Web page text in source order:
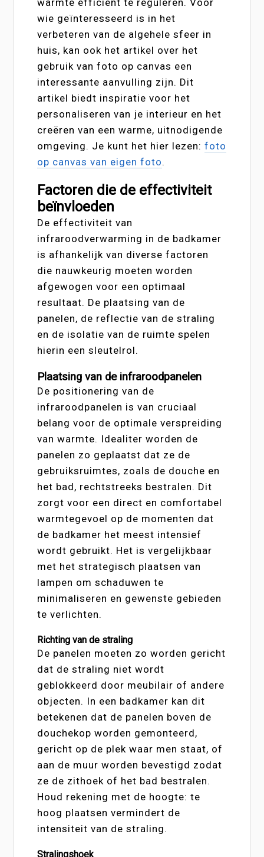
wie geïnteresseerd is in het
verbeteren van de algehele sfeer in
huis, kan ook het artikel over het
gebruik van foto op canvas een
interessante aanvulling zijn. Dit
artikel biedt inspiratie voor het
personaliseren van je interieur en het
creëren van een warme, uitnodigende
omgeving. Je kunt het hier lezen:foto
op canvas van eigen foto.
Factoren die de effectiviteit
beïnvloeden
De effectiviteit van
infraroodverwarming in de badkamer
is afhankelijk van diverse factoren
die nauwkeurig moeten worden
afgewogen voor een optimaal
resultaat. De plaatsing van de
panelen, de reflectie van de straling
en de isolatie van de ruimte spelen
hierin een sleutelrol.
Plaatsing van de infraroodpanelen
De positionering van de
infraroodpanelen is van cruciaal
belang voor de optimale verspreiding
van warmte. Idealiter worden de
panelen zo geplaatst dat ze de
gebruiksruimtes, zoals de douche en
het bad, rechtstreeks bestralen. Dit
zorgt voor een direct en comfortabel
warmtegevoel op de momenten dat
de badkamer het meest intensief
wordt gebruikt. Het is vergelijkbaar
met het strategisch plaatsen van
lampen om schaduwen te
minimaliseren en gewenste gebieden
te verlichten.
Richting van de straling
De panelen moeten zo worden gericht
dat de straling niet wordt
geblokkeerd door meubilair of andere
objecten. In een badkamer kan dit
betekenen dat de panelen boven de
douchekop worden gemonteerd,
gericht op de plek waar men staat, of
aan de muur worden bevestigd zodat
ze de zithoek of het bad bestralen.
Houd rekening met de hoogte: te
hoog plaatsen vermindert de
intensiteit van de straling.
Stralingshoek